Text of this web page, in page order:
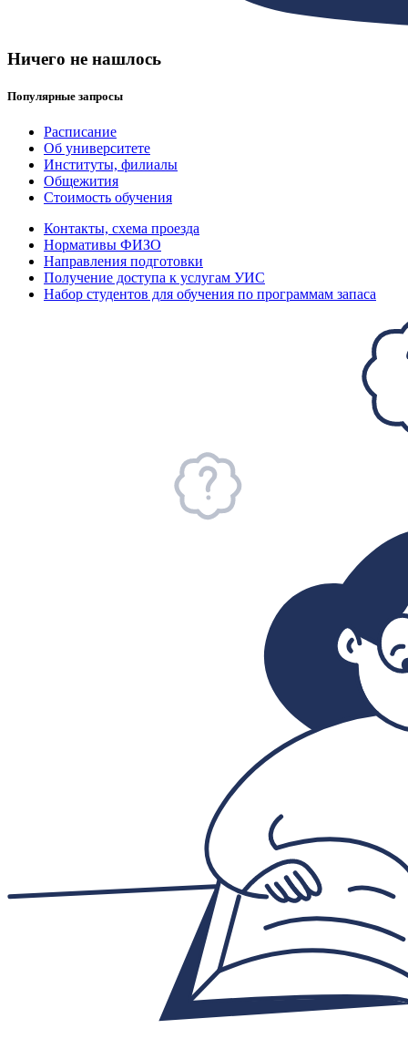
Ничего не нашлось
Популярные запросы
Расписание
Об университете
Институты, филиалы
Общежития
Стоимость обучения
Контакты, схема проезда
Нормативы ФИЗО
Направления подготовки
Получение доступа к услугам УИС
Набор студентов для обучения по программам запаса